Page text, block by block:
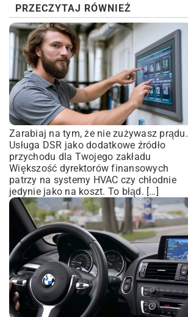
PRZECZYTAJ RÓWNIEŻ
Zarabiaj na tym, że nie zużywasz prądu.
Usługa DSR jako dodatkowe źródło
przychodu dla Twojego zakładu
Większość dyrektorów finansowych
patrzy na systemy HVAC czy chłodnie
jedynie jako na koszt. To błąd. […]